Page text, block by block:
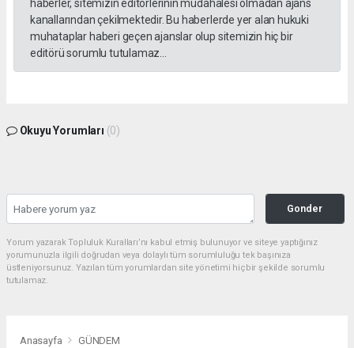
haberler, sitemizin editörlerinin müdahalesi olmadan ajans
kanallarından çekilmektedir. Bu haberlerde yer alan hukuki
muhataplar haberi geçen ajanslar olup sitemizin hiç bir
editörü sorumlu tutulamaz...
Okuyu Yorumları (0)
Gonder
Yorum yazarak Topluluk Kuralları’nı kabul etmiş bulunuyor ve siteye yaptığınız
yorumunuzla ilgili doğrudan veya dolaylı tüm sorumluluğu tek başınıza
üstleniyorsunuz. Yazılan tüm yorumlardan site yönetimi hiçbir şekilde sorumlu
tutulamaz.
Anasayfa GÜNDEM